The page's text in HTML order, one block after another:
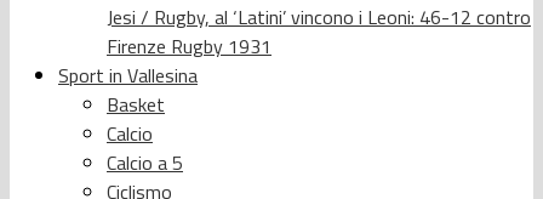
Jesi / Rugby, al ‘Latini’ vincono i Leoni: 46-12 contro
Firenze Rugby 1931
Sport in Vallesina
Basket
Calcio
Calcio a 5
Ciclismo